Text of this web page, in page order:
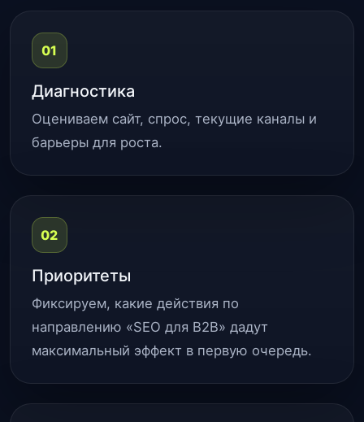
01
Диагностика
Оцениваем сайт, спрос, текущие каналы и
барьеры для роста.
02
Приоритеты
Фиксируем, какие действия по
направлению «SEO для B2B» дадут
максимальный эффект в первую очередь.